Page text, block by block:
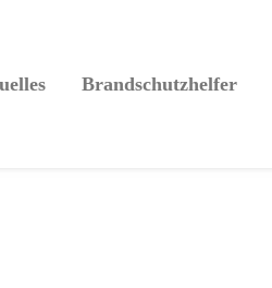
Brandschutzhelfer